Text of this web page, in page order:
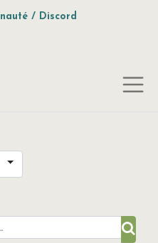
/ Discord